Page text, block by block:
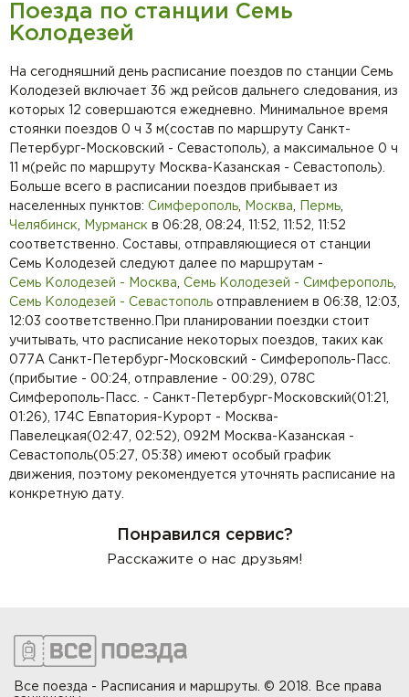
Понравился сервис?
Расскажите о нас друзьям!
Поезда по станции Семь
Колодезей
На сегодняшний день расписание поездов по станции Семь
Колодезей включает 36 жд рейсов дальнего следования, из
которых 12 совершаются ежедневно. Минимальное время
стоянки поездов 0 ч 3 м(состав по маршруту Санкт-
Петербург-Московский - Севастополь), а максимальное 0 ч
11 м(рейс по маршруту Москва-Казанская - Севастополь).
Больше всего в расписании поездов прибывает из
населенных пунктов: Симферополь Москва Пермь
Челябинск
Мурманск в 06:28, 08:24, 11:52, 11:52, 11:52
соответственно. Составы, отправляющиеся от станции
Семь Колодезей следуют далее по маршрутам -
Семь Колодезей - Москва
Семь Колодезей - Симферополь
Семь Колодезей - Севастополь отправлением в 06:38, 12:03,
12:03 соответственно.При планировании поездки стоит
учитывать, что расписание некоторых поездов, таких как
077А Санкт-Петербург-Московский - Симферополь-Пасс.
(прибытие - 00:24, отправление - 00:29), 078С
Симферополь-Пасс. - Санкт-Петербург-Московский(01:21,
01:26), 174С Евпатория-Курорт - Москва-
Павелецкая(02:47, 02:52), 092М Москва-Казанская -
Севастополь(05:27, 05:38) имеют особый график
движения, поэтому рекомендуется уточнять расписание на
конкретную дату.
Все поезда - Расписания и маршруты. © 2018. Все права